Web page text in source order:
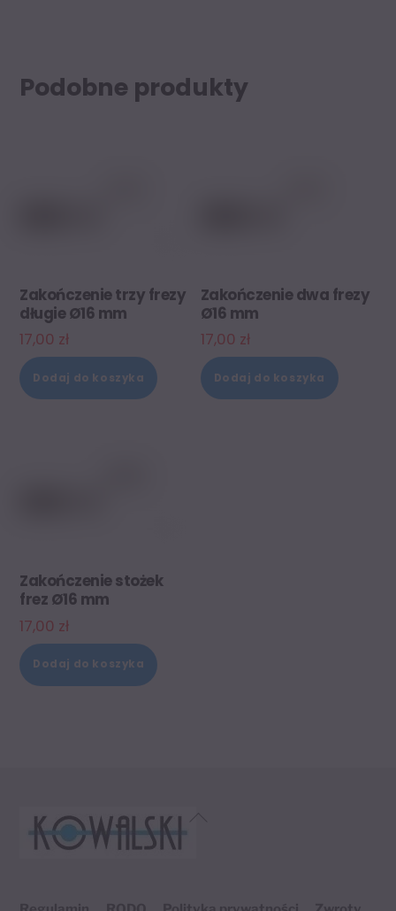
Podobne produkty
Zakończenie trzy frezy
długie Ø16 mm
17,00 zł
Dodaj do koszyka
Zakończenie dwa frezy
Ø16 mm
17,00 zł
Dodaj do koszyka
Zakończenie stożek
frez Ø16 mm
17,00 zł
Dodaj do koszyka